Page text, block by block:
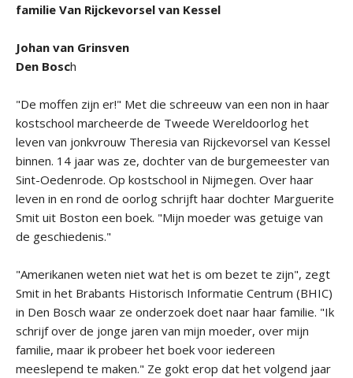
familie Van Rijckevorsel van Kessel
Johan van Grinsven
Den Bosch
"De moffen zijn er!" Met die schreeuw van een non in haar
kostschool marcheerde de Tweede Wereldoorlog het
leven van jonkvrouw Theresia van Rijckevorsel van Kessel
binnen. 14 jaar was ze, dochter van de burgemeester van
Sint-Oedenrode. Op kostschool in Nijmegen. Over haar
leven in en rond de oorlog schrijft haar dochter Marguerite
Smit uit Boston een boek. "Mijn moeder was getuige van
de geschiedenis."
"Amerikanen weten niet wat het is om bezet te zijn", zegt
Smit in het Brabants Historisch Informatie Centrum (BHIC)
in Den Bosch waar ze onderzoek doet naar haar familie. "Ik
schrijf over de jonge jaren van mijn moeder, over mijn
familie, maar ik probeer het boek voor iedereen
meeslepend te maken." Ze gokt erop dat het volgend jaar